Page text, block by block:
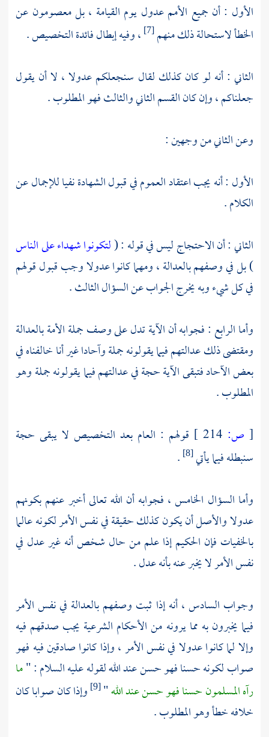
الأول : أن جميع الأمم عدول يوم القيامة ، بل معصومون عن
الخطأ لاستحالة ذلك منهم[7]
، وفيه إبطال فائدة التخصيص .
الثاني : أنه لو كان كذلك لقال سنجعلكم عدولا ، لا أن يقول
جعلناكم ، وإن كان القسم الثاني والثالث فهو المطلوب .
وعن الثاني من وجهين :
الأول : أنه يجب اعتقاد العموم في قبول الشهادة نفيا للإجمال عن
الكلام .
الثاني : أن الاحتجاج ليس في قوله : (لتكونوا شهداء على الناس
) بل في وصفهم بالعدالة ، ومهما كانوا عدولا وجب قبول قولهم
في كل شيء وبه يخرج الجواب عن السؤال الثالث .
وأما الرابع : فجوابه أن الآية تدل على وصف جملة الأمة بالعدالة
ومقتضى ذلك عدالتهم فيما يقولونه جملة وآحادا غير أنا خالفناه في
بعض الآحاد فتبقى الآية حجة في عدالتهم فيما يقولونه جملة وهو
المطلوب .
[ ص:
قولهم : العام بعد التخصيص لا يبقى حجة
سنبطله فيما يأتي[8]
.
وأما السؤال الخامس ، فجوابه أن الله تعالى أخبر عنهم بكونهم
عدولا والأصل أن يكون كذلك حقيقة في نفس الأمر لكونه عالما
بالخفيات فإن الحكيم إذا علم من حال شخص أنه غير عدل في
نفس الأمر لا يخبر عنه بأنه عدل .
وجواب السادس ، أنه إذا ثبت وصفهم بالعدالة في نفس الأمر
فيما يخبرون به مما يرونه من الأحكام الشرعية يجب صدقهم فيه
وإلا لما كانوا عدولا في نفس الأمر ، وإذا كانوا صادقين فيه فهو
صواب لكونه حسنا فهو حسن عند الله لقوله عليه السلام : "ما
رآه المسلمون حسنا فهو حسن عند الله"
[9]
وإذا كان صوابا كان
خلافه خطأ وهو المطلوب .